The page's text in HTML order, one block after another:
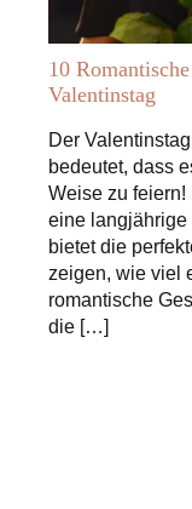
10
Valentinstag
Der
bedeutet, dass
Weise zu
eine langjährige
bietet die
zeigen, wie viel
romantische
die […]